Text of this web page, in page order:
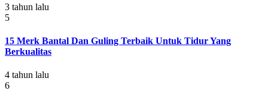
3 tahun lalu
5
15 Merk Bantal Dan Guling Terbaik Untuk Tidur Yang
Berkualitas
4 tahun lalu
6